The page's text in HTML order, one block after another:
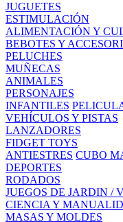
JUGUETES
ESTIMULACIÓN
ALIMENTACIÓN Y
BEBOTES Y
PELUCHES
MUÑECAS
ANIMALES
PERSONAJES
INFANTILES
VEHÍCULOS Y PISTAS
LANZADORES
FIDGET TOYS
ANTIESTRES CUBO
DEPORTES
RODADOS
JUEGOS DE JARDIN /
CIENCIA Y
MASAS Y MOLDES